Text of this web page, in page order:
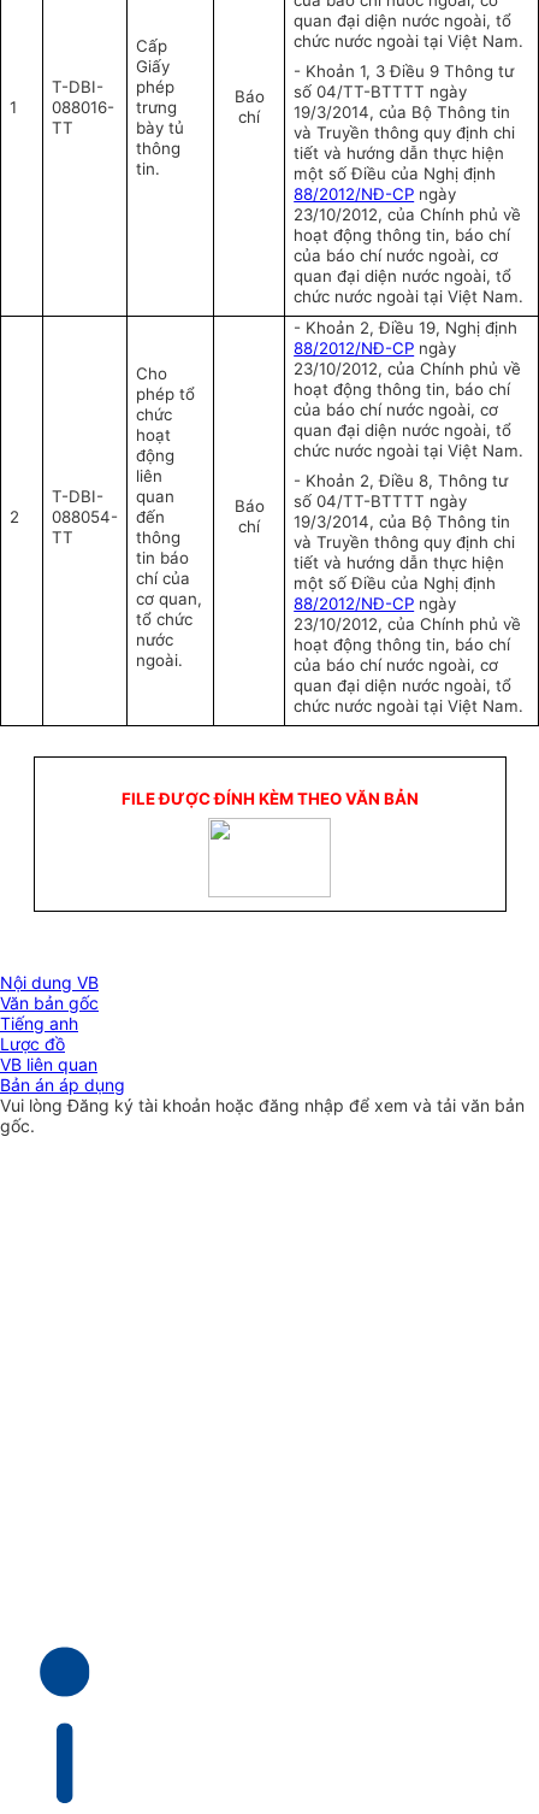
1
T-DBI-
088016-
TT
Cấp
Giấy
phép
trưng
bày tủ
thông
tin.
Báo
chí
quan đại diện nước ngoài, tổ
chức nước ngoài tại Việt Nam.
- Khoản 1, 3 Điều 9 Thông tư
số 04/TT-BTTTT ngày
19/3/2014, của Bộ Thông tin
và Truyền thông quy định chi
tiết và hướng dẫn thực hiện
một số Điều của Nghị định
88/2012/NĐ-CP ngày
23/10/2012, của Chính phủ về
hoạt động thông tin, báo chí
của báo chí nước ngoài, cơ
quan đại diện nước ngoài, tổ
chức nước ngoài tại Việt Nam.
2
T-DBI-
088054-
TT
Cho
phép tổ
chức
hoạt
động
liên
quan
đến
thông
tin báo
chí của
cơ quan,
tổ chức
nước
ngoài.
Báo
chí
- Khoản 2, Điều 19, Nghị định
88/2012/NĐ-CP ngày
23/10/2012, của Chính phủ về
hoạt động thông tin, báo chí
của báo chí nước ngoài, cơ
quan đại diện nước ngoài, tổ
chức nước ngoài tại Việt Nam.
- Khoản 2, Điều 8, Thông tư
số 04/TT-BTTTT ngày
19/3/2014, của Bộ Thông tin
và Truyền thông quy định chi
tiết và hướng dẫn thực hiện
một số Điều của Nghị định
88/2012/NĐ-CP ngày
23/10/2012, của Chính phủ về
hoạt động thông tin, báo chí
của báo chí nước ngoài, cơ
quan đại diện nước ngoài, tổ
chức nước ngoài tại Việt Nam.
FILE ĐƯỢC ĐÍNH KÈM THEO VĂN BẢN
Nội dung VB
Văn bản gốc
Tiếng anh
Lược đồ
VB liên quan
Bản án áp dụng
Vui lòngĐăng ký tài khoản hoặc đăng nhập để xem và tải văn bản
gốc.